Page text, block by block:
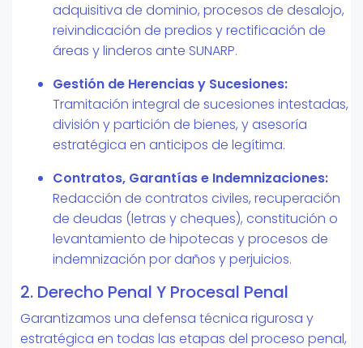
adquisitiva de dominio, procesos de desalojo,
reivindicación de predios y rectificación de
áreas y linderos ante SUNARP.
Gestión de Herencias y Sucesiones:
Tramitación integral de sucesiones intestadas,
división y partición de bienes, y asesoría
estratégica en anticipos de legítima.
Contratos, Garantías e Indemnizaciones:
Redacción de contratos civiles, recuperación
de deudas (letras y cheques), constitución o
levantamiento de hipotecas y procesos de
indemnización por daños y perjuicios.
2. Derecho Penal Y Procesal Penal
Garantizamos una defensa técnica rigurosa y
estratégica en todas las etapas del proceso penal,